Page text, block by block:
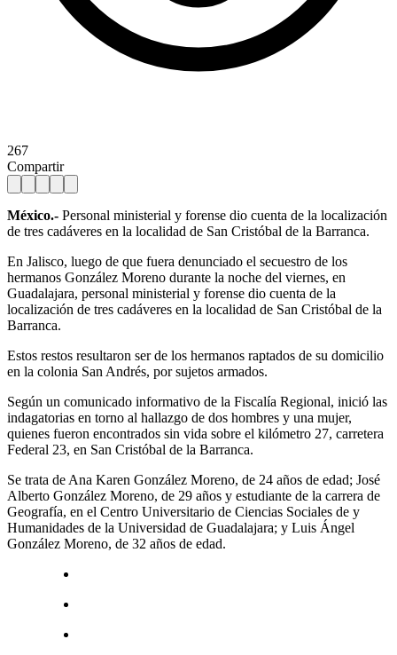
267
Compartir
México.- Personal ministerial y forense dio cuenta de la localización
de tres cadáveres en la localidad de San Cristóbal de la Barranca.
En Jalisco, luego de que fuera denunciado el secuestro de los
hermanos González Moreno durante la noche del viernes, en
Guadalajara, personal ministerial y forense dio cuenta de la
localización de tres cadáveres en la localidad de San Cristóbal de la
Barranca.
Estos restos resultaron ser de los hermanos raptados de su domicilio
en la colonia San Andrés, por sujetos armados.
Según un comunicado informativo de la Fiscalía Regional, inició las
indagatorias en torno al hallazgo de dos hombres y una mujer,
quienes fueron encontrados sin vida sobre el kilómetro 27, carretera
Federal 23, en San Cristóbal de la Barranca.
Se trata de Ana Karen González Moreno, de 24 años de edad; José
Alberto González Moreno, de 29 años y estudiante de la carrera de
Geografía, en el Centro Universitario de Ciencias Sociales de y
Humanidades de la Universidad de Guadalajara; y Luis Ángel
González Moreno, de 32 años de edad.